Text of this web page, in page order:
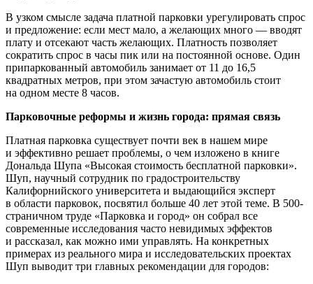
В узком смысле задача платной парковки урегулировать спрос
и предложение: если мест мало, а желающих много — вводят
плату и отсекают часть желающих. Платность позволяет
сократить спрос в часы пик или на постоянной основе. Один
припаркованный автомобиль занимает от 11 до 16,5
квадратных метров, при этом зачастую автомобиль стоит
на одном месте 8 часов.
Парковочные реформы и жизнь города: прямая связь
Платная парковка существует почти век в нашем мире
и эффективно решает проблемы, о чем изложено в книге
Дональда Шупа «Высокая стоимость бесплатной парковки».
Шуп, научный сотрудник по градостроительству
Калифорнийского университета и выдающийся эксперт
в области парковок, посвятил больше 40 лет этой теме. В 500-
страничном труде «Парковка и город» он собрал все
современные исследования часто невидимых эффектов
и рассказал, как можно ими управлять. На конкретных
примерах из реального мира и исследовательских проектах
Шуп выводит три главных рекомендации для городов: